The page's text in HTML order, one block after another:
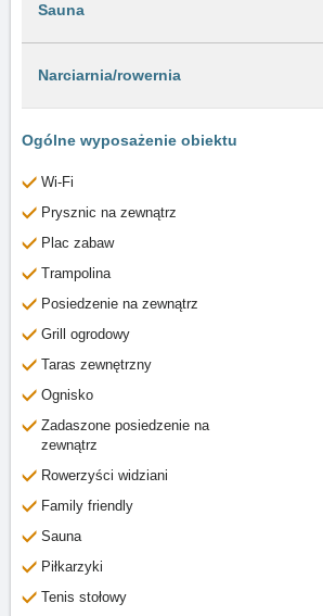
Sauna
Narciarnia/rowernia
Ogólne wyposażenie obiektu
Wi-Fi
Prysznic na zewnątrz
Plac zabaw
Trampolina
Posiedzenie na zewnątrz
Grill ogrodowy
Taras zewnętrzny
Ognisko
Zadaszone posiedzenie na
zewnątrz
Rowerzyści widziani
Family friendly
Sauna
Piłkarzyki
Tenis stołowy